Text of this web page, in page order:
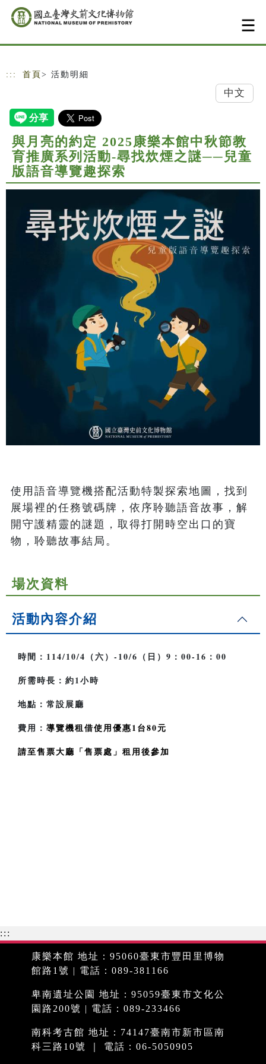
跳到主要內容
網站導覽
::: 首頁 > 活動明細
中文
與月亮的約定 2025康樂本館中秋節教
育推廣系列活動-尋找炊煙之謎──兒童
版語音導覽趣探索
使用語音導覽機搭配活動特製探索地圖，找到
展場裡的任務號碼牌，依序聆聽語音故事，解
開守護精靈的謎題，取得打開時空出口的寶
物，聆聽故事結局。
場次資料
活動內容介紹
時間：114/10/4（六）-10/6（日）9：00-16：00
所需時長：約1小時
地點：常設展廳
費用： 導覽機租借使用優惠1台80元
請至售票大廳「售票處」租用後參加
:::
康樂本館 地址：95060臺東市豐田里博物
館路1號 | 電話：089-381166
卑南遺址公園 地址：95059臺東市文化公
園路200號 | 電話：089-233466
南科考古館 地址：74147臺南市新市區南
科三路10號 ｜ 電話：06-5050905